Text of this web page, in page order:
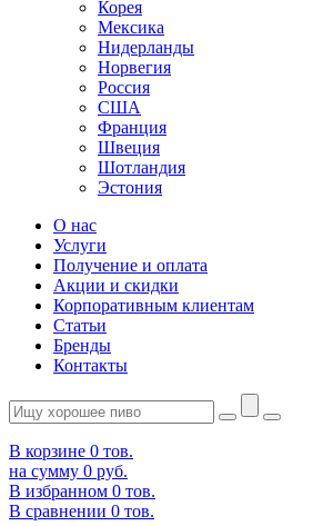
Корея
Мексика
Нидерланды
Норвегия
Россия
США
Франция
Швеция
Шотландия
Эстония
О нас
Услуги
Получение и оплата
Акции и скидки
Корпоративным клиентам
Статьи
Бренды
Контакты
В корзине 0 тов.
на сумму 0 руб.
В избранном 0 тов.
В сравнении 0 тов.